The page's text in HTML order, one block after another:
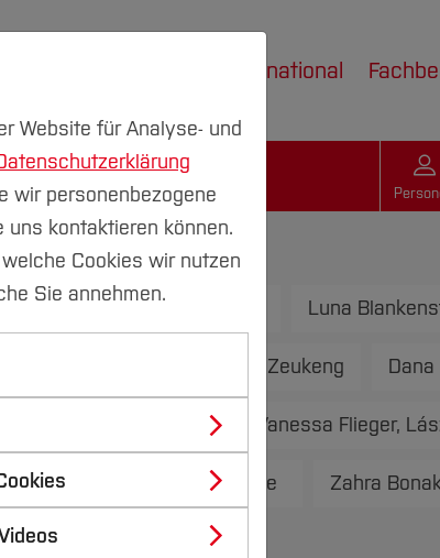
International
Mildner
Linda Theune Luna
Jessie Zeukeng Dana
Ann-Katrin Flüss Vanessa Flieger,
Lenka Mildner sustalive Zahra
Website für Analyse- und
wir personenbezogene
uns kontaktieren können.
Cookies wir nutzen
Sie annehmen.